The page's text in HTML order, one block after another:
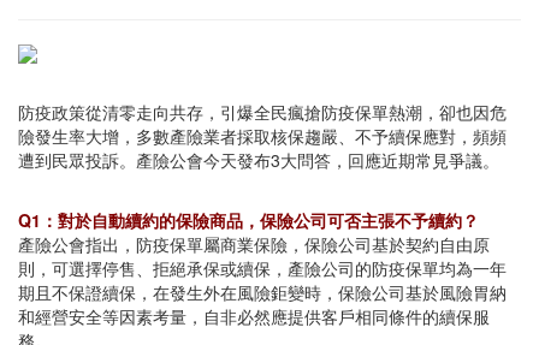
防疫政策從清零走向共存，引爆全民瘋搶防疫保單熱潮，卻也因危
險發生率大增，多數產險業者採取核保趨嚴、不予續保應對，頻頻
遭到民眾投訴。產險公會今天發布3大問答，回應近期常見爭議。
Q1：對於自動續約的保險商品，保險公司可否主張不予續約？
產險公會指出，防疫保單屬商業保險，保險公司基於契約自由原
則，可選擇停售、拒絕承保或續保，產險公司的防疫保單均為一年
期且不保證續保，在發生外在風險鉅變時，保險公司基於風險胃納
和經營安全等因素考量，自非必然應提供客戶相同條件的續保服